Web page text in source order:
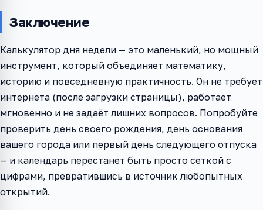
Заключение
Калькулятор дня недели — это маленький, но мощный
инструмент, который объединяет математику,
историю и повседневную практичность. Он не требует
интернета (после загрузки страницы), работает
мгновенно и не задаёт лишних вопросов. Попробуйте
проверить день своего рождения, день основания
вашего города или первый день следующего отпуска
— и календарь перестанет быть просто сеткой с
цифрами, превратившись в источник любопытных
открытий.